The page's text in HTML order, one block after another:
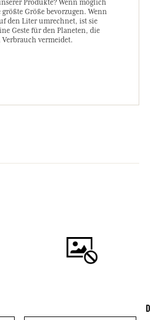
Produkte? Wenn möglich
Größe bevorzugen. Wenn
den Liter umrechnet, ist sie
Geste für den Planeten, die
vermeidet.